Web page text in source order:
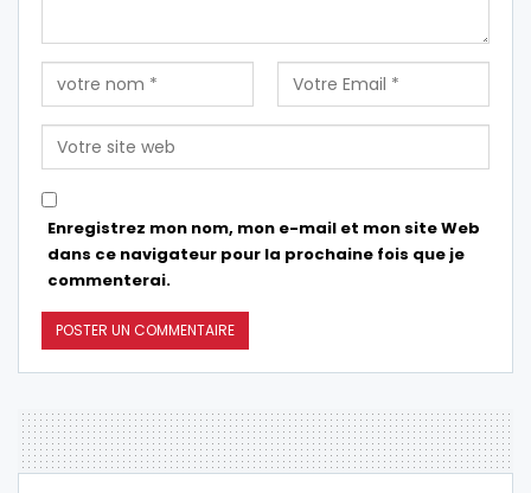
Enregistrez mon nom, mon e-mail et mon site Web
dans ce navigateur pour la prochaine fois que je
commenterai.